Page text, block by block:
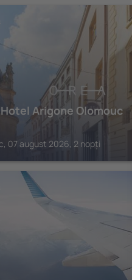
Hotel Arigone Olomouc
07 august 2026, 2 nopți